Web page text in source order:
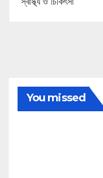
You missed